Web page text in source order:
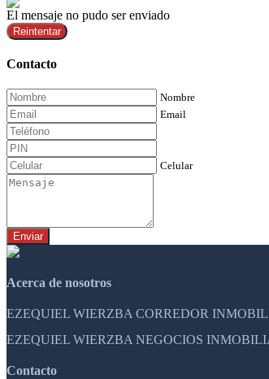
El mensaje no pudo ser enviado
Reintentar
Contacto
Nombre
Email
Celular
Enviar
Acerca de nosotros
EZEQUIEL WIERZBA CORREDOR
EZEQUIEL WIERZBA NEGOCIOS
Contacto